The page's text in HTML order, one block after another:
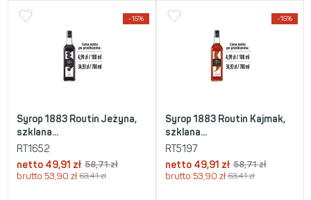
-15%
Syrop 1883 Routin Jeżyna,
szklana...
RT1652
netto 49,91 zł 58,71zł
brutto 53,90 zł 63,41zł
-15%
Syrop 1883 Routin Kajmak,
szklana...
RT5197
netto 49,91 zł 58,71zł
brutto 53,90 zł 63,41zł